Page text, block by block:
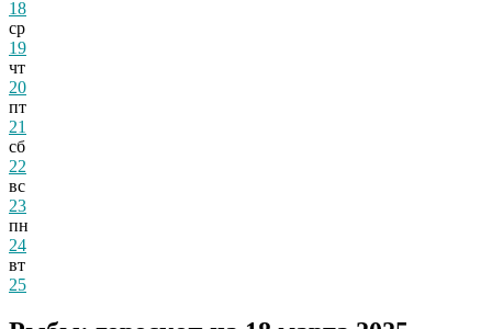
18
ср
19
чт
20
пт
21
сб
22
вс
23
пн
24
вт
25